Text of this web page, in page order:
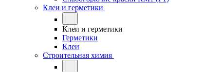
Клеи и герметики
Клеи и герметики
Герметики
Клеи
Строительная химия